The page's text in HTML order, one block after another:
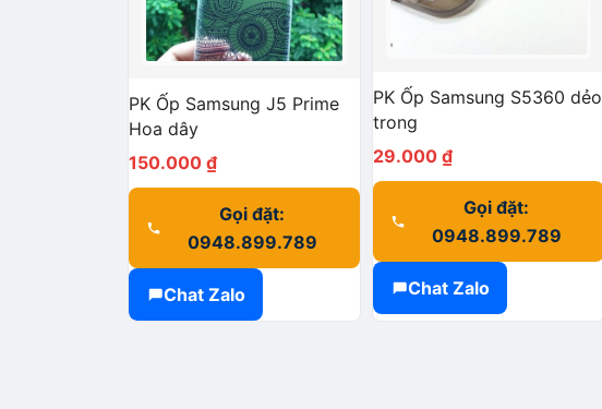
PK Ốp Samsung J5 Prime
Hoa dây
150.000 ₫
Gọi đặt:
0948.899.789
Chat Zalo
PK Ốp Samsung S5360 dẻo
trong
29.000 ₫
Gọi đặt:
0948.899.789
Chat Zalo